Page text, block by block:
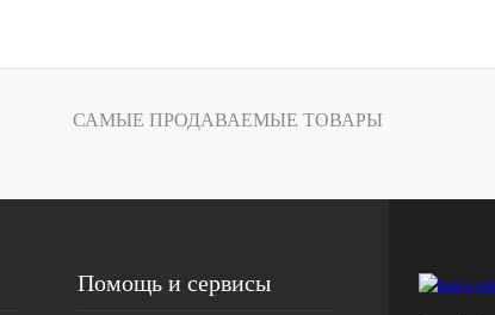
Сравнение
САМЫЕ ПРОДАВАЕМЫЕ ТОВАРЫ
Помощь и сервисы